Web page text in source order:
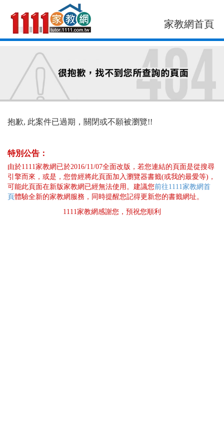
家教網首頁
找老師
找案件
抱歉, 此案件已過期，關閉或不願被瀏覽!!
特別公告：
由於1111家教網已於2016/11/07全面改版，若您連結的頁面是從搜尋
引擎而來，或是，您曾經將此頁面加入瀏覽器書籤(或我的最愛等)，
可能此頁面在新版家教網已經無法使用。建議您前往1111家教網首
頁體驗全新的家教網服務，同時提醒您記得更新您的書籤網址。
1111家教網感謝您，預祝您順利